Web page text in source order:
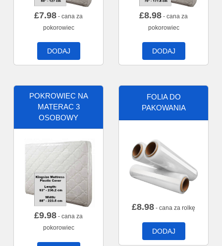
£7.98 - cana za
pokorowiec
DODAJ
£8.98 - cana za
pokorowiec
DODAJ
POKROWIEC NA
MATERAC 3
OSOBOWY
£9.98 - cana za
pokorowiec
FOLIA DO
PAKOWANIA
£8.98 - cana za rolkę
DODAJ